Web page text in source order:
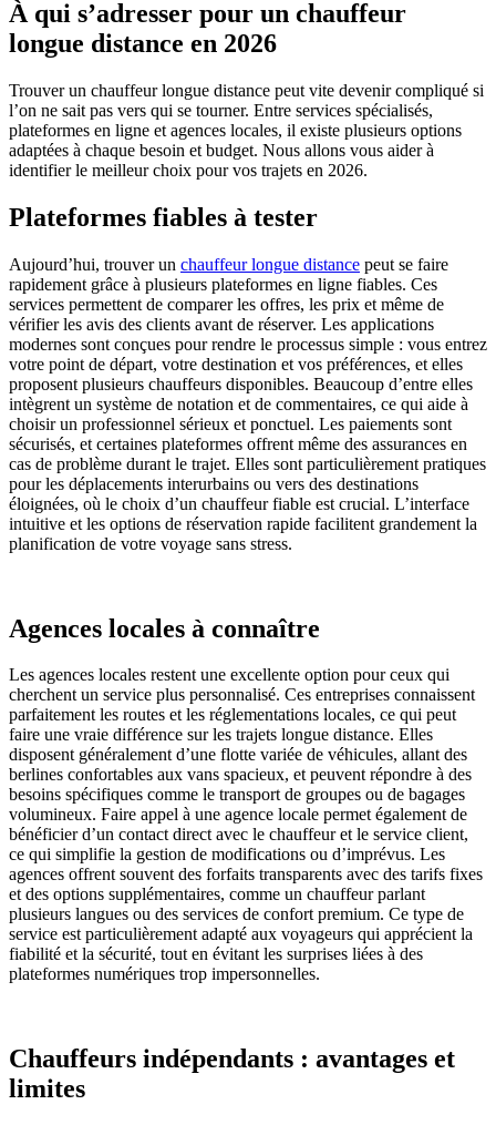
À qui s’adresser pour un chauffeur
longue distance en 2026
Trouver un chauffeur longue distance peut vite devenir compliqué si
l’on ne sait pas vers qui se tourner. Entre services spécialisés,
plateformes en ligne et agences locales, il existe plusieurs options
adaptées à chaque besoin et budget. Nous allons vous aider à
identifier le meilleur choix pour vos trajets en 2026.
Plateformes fiables à tester
Aujourd’hui, trouver un chauffeur longue distance peut se faire
rapidement grâce à plusieurs plateformes en ligne fiables. Ces
services permettent de comparer les offres, les prix et même de
vérifier les avis des clients avant de réserver. Les applications
modernes sont conçues pour rendre le processus simple : vous entrez
votre point de départ, votre destination et vos préférences, et elles
proposent plusieurs chauffeurs disponibles. Beaucoup d’entre elles
intègrent un système de notation et de commentaires, ce qui aide à
choisir un professionnel sérieux et ponctuel. Les paiements sont
sécurisés, et certaines plateformes offrent même des assurances en
cas de problème durant le trajet. Elles sont particulièrement pratiques
pour les déplacements interurbains ou vers des destinations
éloignées, où le choix d’un chauffeur fiable est crucial. L’interface
intuitive et les options de réservation rapide facilitent grandement la
planification de votre voyage sans stress.
Agences locales à connaître
Les agences locales restent une excellente option pour ceux qui
cherchent un service plus personnalisé. Ces entreprises connaissent
parfaitement les routes et les réglementations locales, ce qui peut
faire une vraie différence sur les trajets longue distance. Elles
disposent généralement d’une flotte variée de véhicules, allant des
berlines confortables aux vans spacieux, et peuvent répondre à des
besoins spécifiques comme le transport de groupes ou de bagages
volumineux. Faire appel à une agence locale permet également de
bénéficier d’un contact direct avec le chauffeur et le service client,
ce qui simplifie la gestion de modifications ou d’imprévus. Les
agences offrent souvent des forfaits transparents avec des tarifs fixes
et des options supplémentaires, comme un chauffeur parlant
plusieurs langues ou des services de confort premium. Ce type de
service est particulièrement adapté aux voyageurs qui apprécient la
fiabilité et la sécurité, tout en évitant les surprises liées à des
plateformes numériques trop impersonnelles.
Chauffeurs indépendants : avantages et
limites